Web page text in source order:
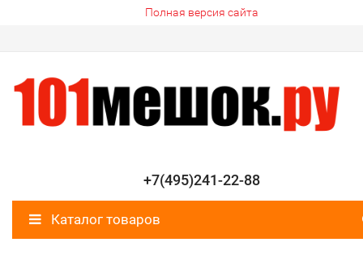
Полная версия сайта
+7(495)241-22-88
Каталог товаров